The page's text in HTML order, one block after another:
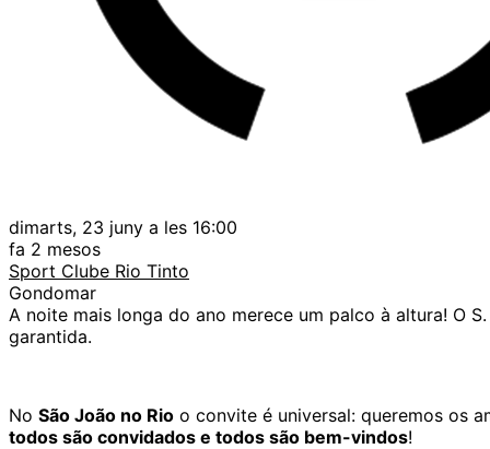
dimarts, 23 juny a les 16:00
fa 2 mesos
Sport Clube Rio Tinto
Gondomar
A noite mais longa do ano merece um palco à altura! O
garantida.
No São João no Rio o convite é universal: queremos os
todos são convidados e todos são bem-vindos!